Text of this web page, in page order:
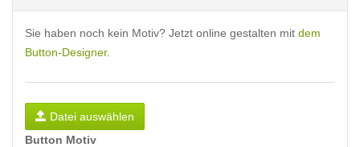
Sie haben noch kein Motiv? Jetzt online gestalten mit dem
Button-Designer.
Datei auswählen
Button Motiv